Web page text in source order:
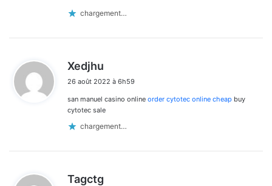
chargement…
Xedjhu
t
:
26 août 2022 à 6h59
san manuel casino online order cytotec online cheap buy
cytotec sale
chargement…
Tagctg